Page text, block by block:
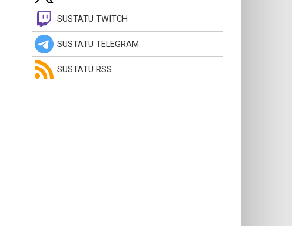
SUSTATU TWITCH
SUSTATU TELEGRAM
SUSTATU RSS